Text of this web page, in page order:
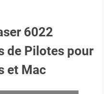
6022
de Pilotes pour
et Mac